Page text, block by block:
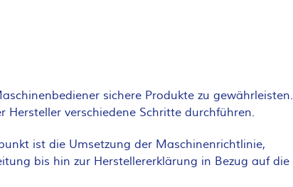
sichere Produkte zu gewährleisten.
Hersteller verschiedene Schritte durchführen.
ist die Umsetzung der Maschinenrichtlinie,
bis hin zur Herstellererklärung in Bezug auf die